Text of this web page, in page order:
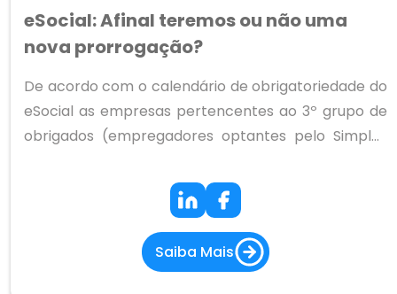
eSocial: Afinal teremos ou não uma
nova prorrogação?
De acordo com o calendário de obrigatoriedade do
eSocial as empresas pertencentes ao 3º grupo de
obrigados (empregadores optantes pelo Simples
doméstico, produtor rural PF e entidade sem fins
lucrativos) iniciariam o envio dos eventos periódicos
(folhas de pagamento) a partir de setembro deste
ano. Também de acordo com o cronograma oficial,
Saiba Mais